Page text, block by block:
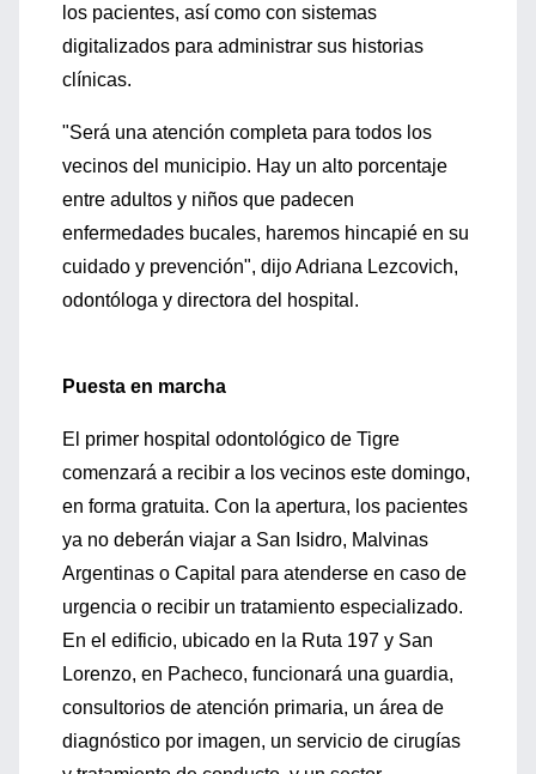
los pacientes, así como con sistemas
digitalizados para administrar sus historias
clínicas.
"Será una atención completa para todos los
vecinos del municipio. Hay un alto porcentaje
entre adultos y niños que padecen
enfermedades bucales, haremos hincapié en su
cuidado y prevención", dijo Adriana Lezcovich,
odontóloga y directora del hospital.
Puesta en marcha
El primer hospital odontológico de Tigre
comenzará a recibir a los vecinos este domingo,
en forma gratuita. Con la apertura, los pacientes
ya no deberán viajar a San Isidro, Malvinas
Argentinas o Capital para atenderse en caso de
urgencia o recibir un tratamiento especializado.
En el edificio, ubicado en la Ruta 197 y San
Lorenzo, en Pacheco, funcionará una guardia,
consultorios de atención primaria, un área de
diagnóstico por imagen, un servicio de cirugías